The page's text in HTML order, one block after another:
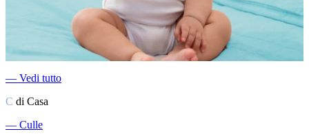
― Vedi tutto
C di Casa
― Culle